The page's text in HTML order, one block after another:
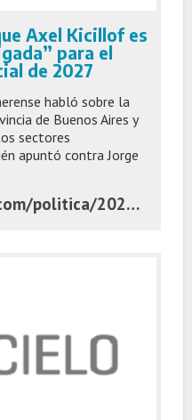
Axel Kicillof es
para el
de 2027
habló sobre la
de Buenos Aires y
sectores
apuntó contra Jorge
https://www.infobae.com/politica/2026/04/07/carlos-bianco-dijo-que-axel-kicillof-es-una-referencia-obligada-para-el-escenario-presidencial-de-2027/